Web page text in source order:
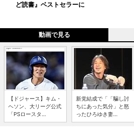
ど読書』ベストセラーに
動画で見る
【ドジャース】キム・
ヘソン、大リーグ公式
「PSロースタ...
新党結成で「「騙し討
ちにあった気分」と怒
ったひろゆき妻...